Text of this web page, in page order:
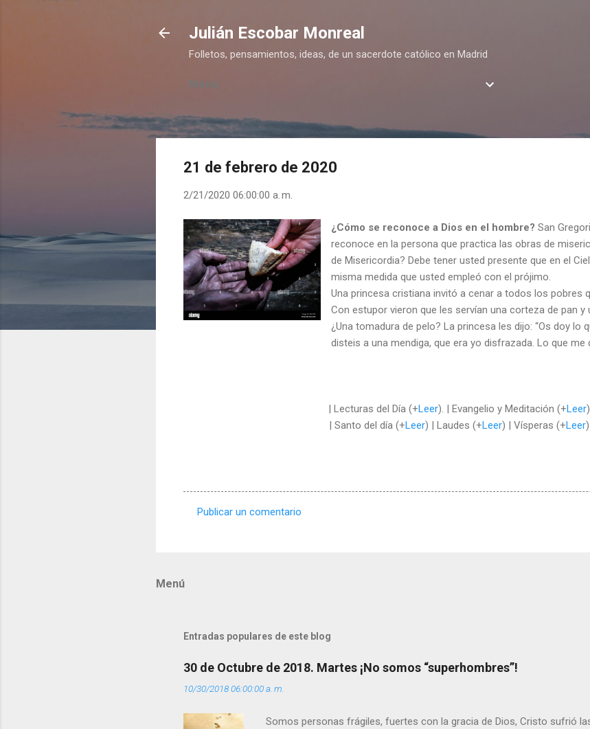
Julián Escobar Monreal
Folletos, pensamientos, ideas, de un sacerdote católico en Madrid
Menú
21 de febrero de 2020
2/21/2020 06:00:00 a. m.
¿Cómo se reconoce a Dios en el hombre? San
reconoce en la persona que practica las obras de
de Misericordia? Debe tener usted presente que en el
misma medida que usted empleó con el prójimo.
Una princesa cristiana invitó a cenar a todos los pobres
Con estupor vieron que les servían una corteza de pan
¿Una tomadura de pelo? La princesa les dijo: “Os doy lo
disteis a una mendiga, que era yo disfrazada. Lo que me
| Lecturas del Día (+Leer). | Evangelio y Meditación (+Leer
| Santo del día (+Leer) | Laudes (+Leer) | Vísperas (+Leer
a
Publicar un comentario
Menú
Entradas populares de este blog
30 de Octubre de 2018. Martes ¡No somos “superhombres”!
10/30/2018 06:00:00 a. m.
Somos personas frágiles, fuertes con la gracia de Dios, Cristo sufrió